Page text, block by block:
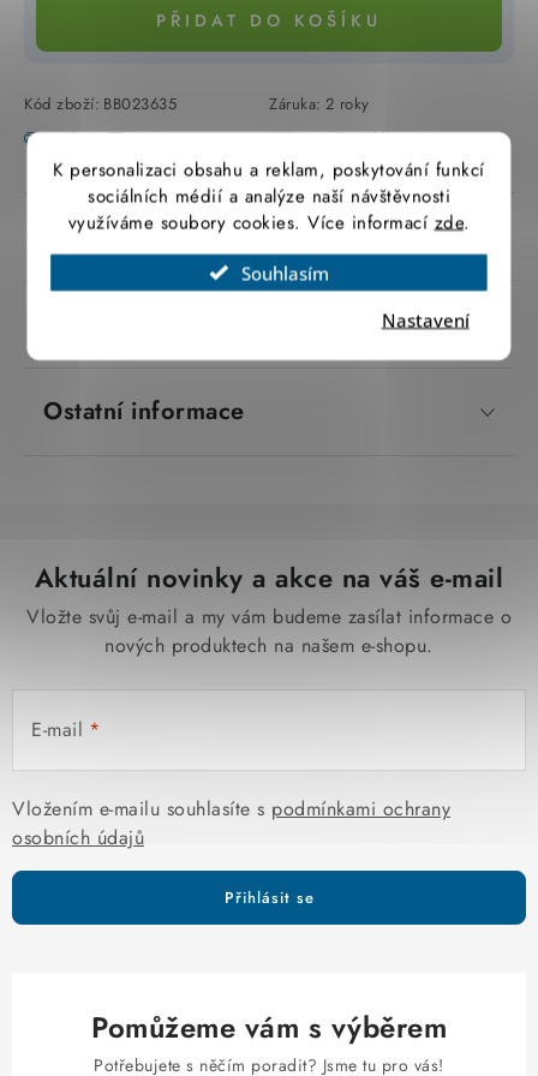
K personalizaci obsahu a reklam, poskytování funkcí
sociálních médií a analýze naší návštěvnosti
využíváme soubory cookies. Více informacízde.
Souhlasím
Nastavení
SVÍTIDLA technická
VÝPRODEJ
Položky bez zařazené kategorie dle výrobců
Otevírací doba výdejny
Obchodní podmínky
PŘIDAT DO KOŠÍKU
Kód zboží: BB023635 Záruka: 2 roky
Tisk
Zeptat se Hlídat Sdílet
Popis produktu
Ostatní informace
Aktuální novinky a akce na váš e-mail
Vložte svůj e-mail a my vám budeme zasílat informace o
nových produktech na našem e-shopu.
E-mail
Vložením e-mailu souhlasíte s podmínkami ochrany
osobních údajů
Přihlásit se
Pomůžeme vám s výběrem
Potřebujete s něčím poradit? Jsme tu pro vás!